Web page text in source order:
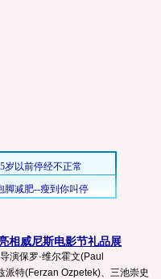
相威尼斯电影节礼品展
演保罗·维尔霍文(Paul
派特(Ferzan Ozpetek)、三池崇史